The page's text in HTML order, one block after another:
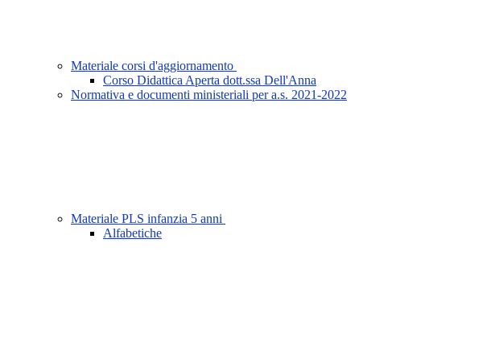
Materiale corsi d'aggiornamento
Corso Didattica Aperta dott.ssa Dell'Anna
Normativa e documenti ministeriali per a.s. 2021-2022
Materiale PLS infanzia 5 anni
Alfabetiche